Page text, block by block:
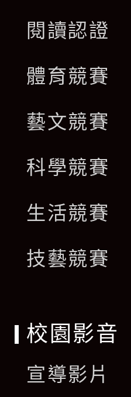
閱讀認證
體育競賽
藝文競賽
科學競賽
生活競賽
技藝競賽
校園影音
宣導影片